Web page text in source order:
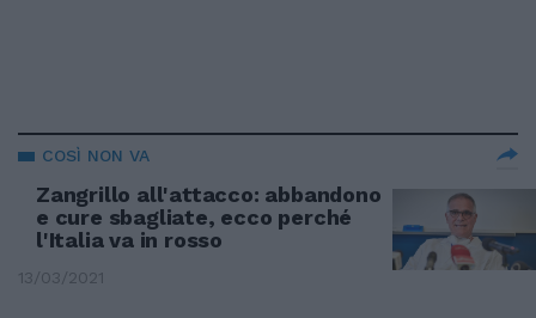
COSÌ NON VA
Zangrillo all'attacco: abbandono
e cure sbagliate, ecco perché
l'Italia va in rosso
13/03/2021